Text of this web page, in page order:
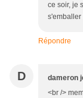
ce soir, je
s'emballer
Répondre
D dameron
<br />